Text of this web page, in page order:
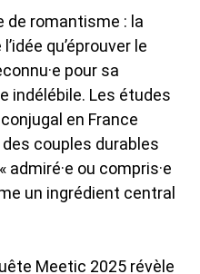
de romantisme : la
qu’éprouver le
pour sa
indélébile. Les études
en France
couples durables
ou compris·e
un ingrédient central
Meetic 2025 révèle